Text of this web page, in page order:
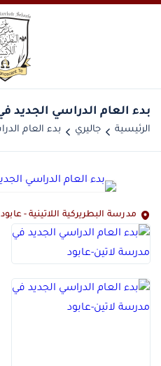
بدء العام الدراسي الجديد
الرئيسية جاليري بدء العام
مدرسة البطريركية اللاتينية - عابود